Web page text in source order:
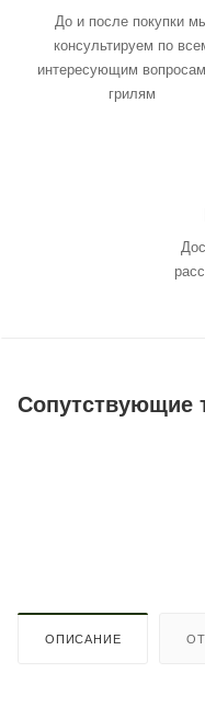
До и после покупки
консультируем по
интересующим
грилям
Сопутствующие
ОПИСАНИЕ